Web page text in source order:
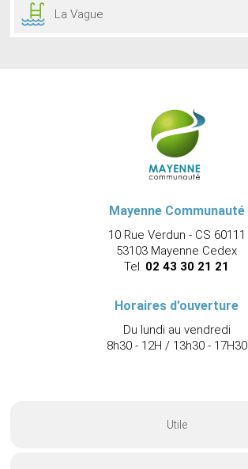
La Vague
Mayenne Communauté
10 Rue Verdun - CS 60111
53103 Mayenne Cedex
Tel. 02 43 30 21 21
Horaires d'ouverture
Du lundi au vendredi
8h30 - 12H / 13h30 - 17H30
Utile